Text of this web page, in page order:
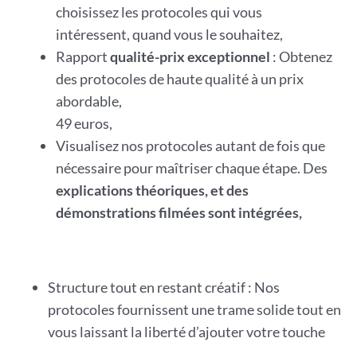
choisissez les protocoles qui vous
intéressent, quand vous le souhaitez,
Rapportqualité-prix exceptionnel : Obtenez
des protocoles de haute qualité à un prix
abordable,
49 euros,
Visualisez nos protocoles autant de fois que
nécessaire pour maîtriser chaque étape. Des
explications théoriques, et des
démonstrations filmées sont intégrées,
Structure tout en restant créatif : Nos
protocoles fournissent une trame solide tout en
vous laissant la liberté d’ajouter votre touche